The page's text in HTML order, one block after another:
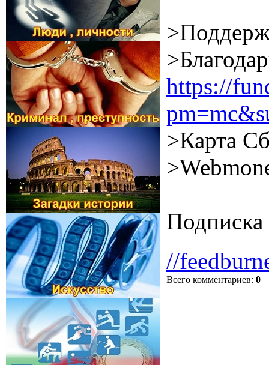
https://
>Карта
Подписка
//
Всего комментариев: 0